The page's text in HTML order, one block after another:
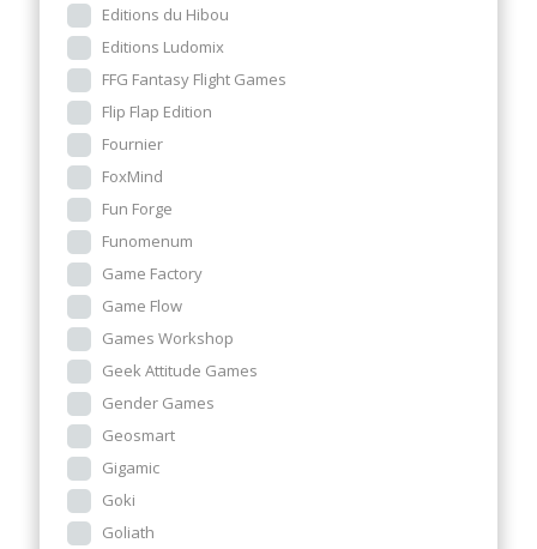
Editions du Hibou
Editions Ludomix
FFG Fantasy Flight Games
Flip Flap Edition
Fournier
FoxMind
Fun Forge
Funomenum
Game Factory
Game Flow
Games Workshop
Geek Attitude Games
Gender Games
Geosmart
Gigamic
Goki
Goliath